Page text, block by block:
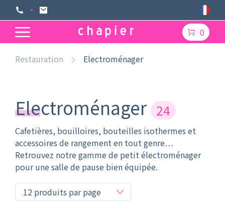
0
Restauration Electroménager
Electroménager 24
Cafetières, bouilloires, bouteilles isothermes et
accessoires de rangement en tout genre…
Retrouvez notre gamme de petit électroménager
pour une salle de pause bien équipée.